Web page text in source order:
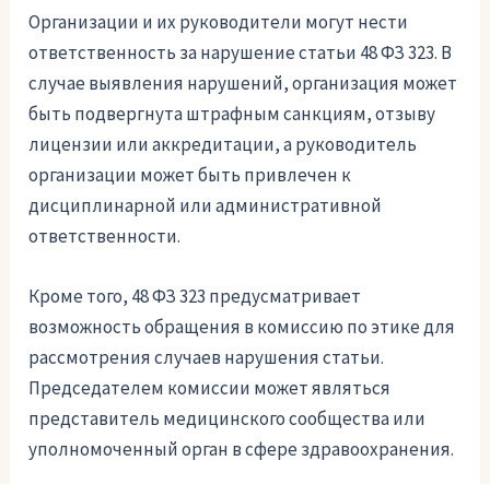
Организации и их руководители могут нести
ответственность за нарушение статьи 48 ФЗ 323. В
случае выявления нарушений, организация может
быть подвергнута штрафным санкциям, отзыву
лицензии или аккредитации, а руководитель
организации может быть привлечен к
дисциплинарной или административной
ответственности.
Кроме того, 48 ФЗ 323 предусматривает
возможность обращения в комиссию по этике для
рассмотрения случаев нарушения статьи.
Председателем комиссии может являться
представитель медицинского сообщества или
уполномоченный орган в сфере здравоохранения.